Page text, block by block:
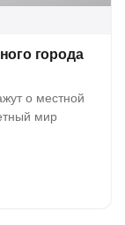
города
о местной
мир